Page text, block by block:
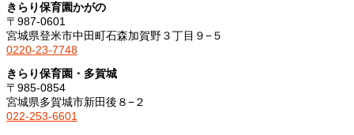
きらり保育園かがの
〒987-0601
宮城県登米市中田町石森加賀野３丁目９−５
0220-23-7748
きらり保育園・多賀城
〒985-0854
宮城県多賀城市新田後８−２
022-253-6601